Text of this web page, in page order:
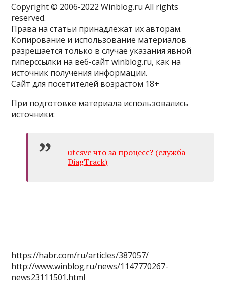
Copyright © 2006-2022 Winblog.ru All rights
reserved.
Права на статьи принадлежат их авторам.
Копирование и использование материалов
разрешается только в случае указания явной
гиперссылки на веб-сайт winblog.ru, как на
источник получения информации.
Сайт для посетителей возрастом 18+
При подготовке материала использовались
источники:
utcsvc что за процесс? (служба
DiagTrack)
https://habr.com/ru/articles/387057/
http://www.winblog.ru/news/1147770267-
news23111501.html